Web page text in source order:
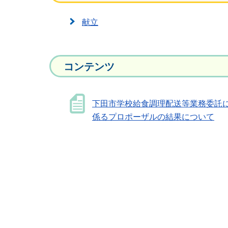
献立
コンテンツ
下田市学校給食調理配送等業務委託
係るプロポーザルの結果について